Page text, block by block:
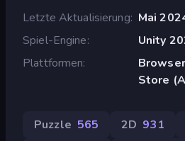
Letzte Aktualisierung Mai
Spiel-Engine
Unity
Plattformen
Store
Puzzle 565 2D 931